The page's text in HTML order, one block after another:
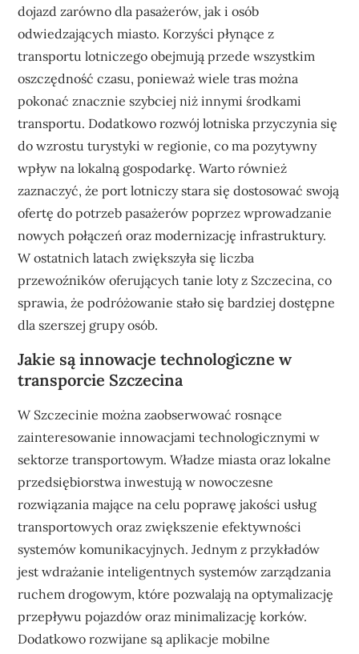
dojazd zarówno dla pasażerów, jak i osób
odwiedzających miasto. Korzyści płynące z
transportu lotniczego obejmują przede wszystkim
oszczędność czasu, ponieważ wiele tras można
pokonać znacznie szybciej niż innymi środkami
transportu. Dodatkowo rozwój lotniska przyczynia się
do wzrostu turystyki w regionie, co ma pozytywny
wpływ na lokalną gospodarkę. Warto również
zaznaczyć, że port lotniczy stara się dostosować swoją
ofertę do potrzeb pasażerów poprzez wprowadzanie
nowych połączeń oraz modernizację infrastruktury.
W ostatnich latach zwiększyła się liczba
przewoźników oferujących tanie loty z Szczecina, co
sprawia, że podróżowanie stało się bardziej dostępne
dla szerszej grupy osób.
Jakie są innowacje technologiczne w
transporcie Szczecina
W Szczecinie można zaobserwować rosnące
zainteresowanie innowacjami technologicznymi w
sektorze transportowym. Władze miasta oraz lokalne
przedsiębiorstwa inwestują w nowoczesne
rozwiązania mające na celu poprawę jakości usług
transportowych oraz zwiększenie efektywności
systemów komunikacyjnych. Jednym z przykładów
jest wdrażanie inteligentnych systemów zarządzania
ruchem drogowym, które pozwalają na optymalizację
przepływu pojazdów oraz minimalizację korków.
Dodatkowo rozwijane są aplikacje mobilne